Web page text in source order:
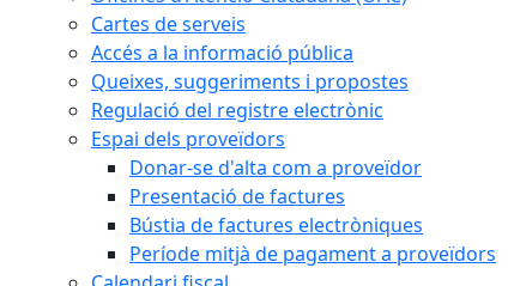
Cartes de serveis
Accés a la informació pública
Queixes, suggeriments i propostes
Regulació del registre electrònic
Espai dels proveïdors
Donar-se d'alta com a proveïdor
Presentació de factures
Bústia de factures electròniques
Període mitjà de pagament a proveïdors